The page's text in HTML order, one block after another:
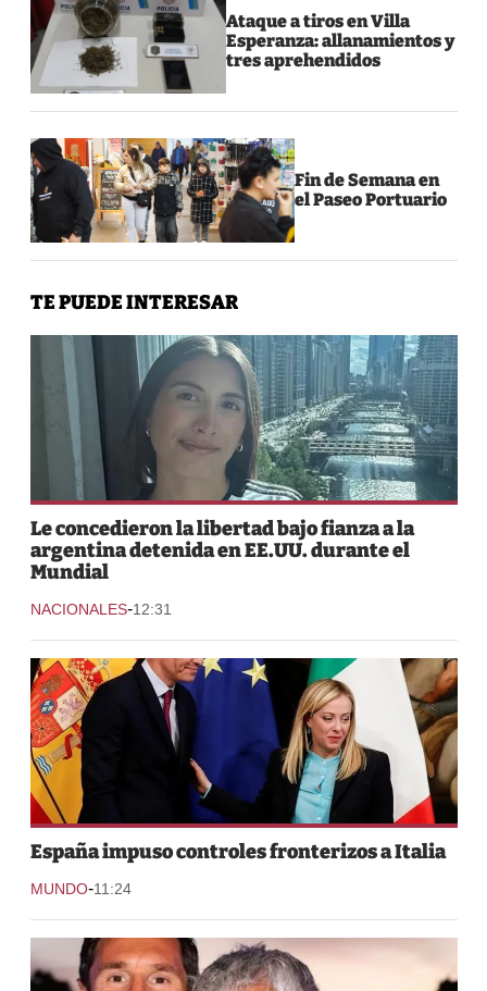
Ataque a tiros en Villa
Esperanza: allanamientos y
tres aprehendidos
Fin de Semana en
el Paseo Portuario
TE PUEDE INTERESAR
Le concedieron la libertad bajo fianza a la
argentina detenida en EE.UU. durante el
Mundial
NACIONALES-12:31
España impuso controles fronterizos a Italia
MUNDO-11:24